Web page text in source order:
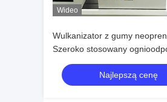
Wideo
Wulkanizator z gumy
Szeroko stosowany
Najlepszą cenę